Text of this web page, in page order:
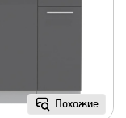
Похожие